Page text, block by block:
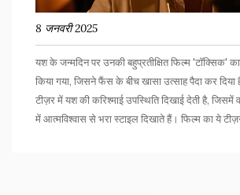
8 जनवरी 2025
यश के जन्मदिन पर उनकी बहुप्रतीक्षित फिल्म 'टॉक्सिक'
किया गया, जिसने फैंस के बीच खासा उत्साह पैदा कर
टीज़र में यश की करिश्माई उपस्थिति दिखाई देती है,
में आत्मविश्वास से भरा स्टाइल दिखाते हैं। फिल्म का ये